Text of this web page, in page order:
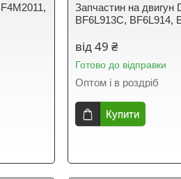
Запчастин на двигун
BF6L913C, BF6L914,
від 49 ₴
Готово до відправки
Оптом і в роздріб
Купити